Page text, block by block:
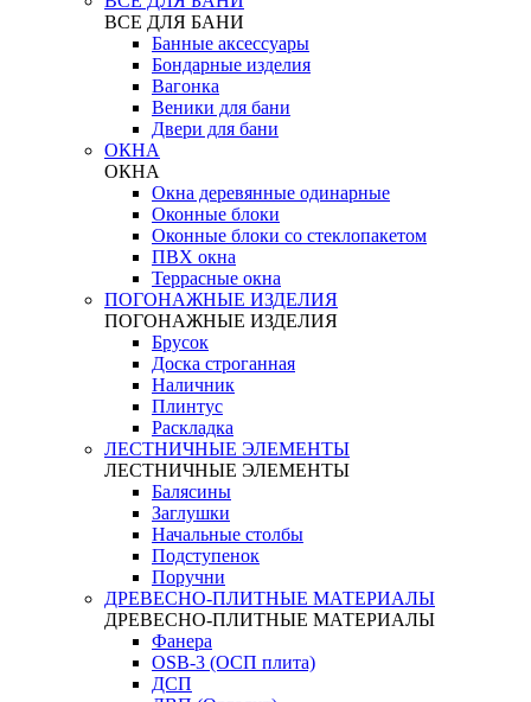
ВСЕ ДЛЯ БАНИ
Банные аксессуары
Бондарные изделия
Вагонка
Веники для бани
Двери для бани
ОКНА
ОКНА
Окна деревянные одинарные
Оконные блоки
Оконные блоки со стеклопакетом
ПВХ окна
Террасные окна
ПОГОНАЖНЫЕ ИЗДЕЛИЯ
ПОГОНАЖНЫЕ ИЗДЕЛИЯ
Брусок
Доска строганная
Наличник
Плинтус
Раскладка
ЛЕСТНИЧНЫЕ ЭЛЕМЕНТЫ
ЛЕСТНИЧНЫЕ ЭЛЕМЕНТЫ
Балясины
Заглушки
Начальные столбы
Подступенок
Поручни
ДРЕВЕСНО-ПЛИТНЫЕ МАТЕРИАЛЫ
ДРЕВЕСНО-ПЛИТНЫЕ МАТЕРИАЛЫ
Фанера
OSB-3 (ОСП плита)
ДСП